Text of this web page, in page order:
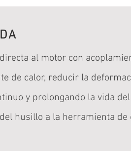
al motor con
de calor, reducir la
y prolongando la vida
husillo a la herramienta